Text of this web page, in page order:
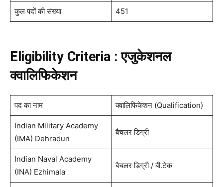
कुल पदों की संख्या 451
Eligibility Criteria : एजुकेशनल
क्वालिफिकेशन
पद का नाम क्वालिफिकेशन (Qualification)
Indian Military Academy
(IMA) Dehradun
बैचलर डिग्री
Indian Naval Academy
(INA) Ezhimala
बैचलर डिग्री / बी.टेक